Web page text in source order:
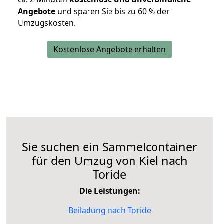
Angebote und sparen Sie bis zu 60 % der
Umzugskosten.
Kostenlose Angebote erhalten
Sie suchen ein Sammelcontainer
für den Umzug von Kiel nach
Toride
Die Leistungen:
Beiladung nach Toride